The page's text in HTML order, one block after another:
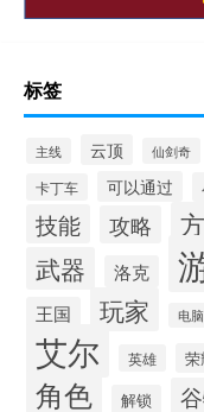
标签
主线 云顶 仙剑奇
卡丁车 可以通过
技能 攻略
武器 洛克
王国 玩家 电脑
艾尔 英雄 荣
角色 解锁